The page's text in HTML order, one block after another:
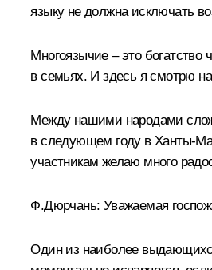
языку не должна исключать
Многоязычие – это богатство
в семьях. И здесь я смотрю
Между нашими народами
в следующем году в Ханты-
участникам желаю много
Ф.Дюрчань: Уважаемая
Один из наиболее